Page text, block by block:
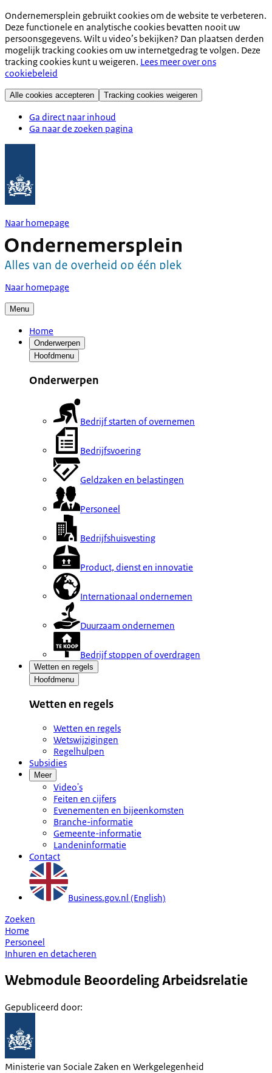
Ondernemersplein gebruikt cookies om de website te verbeteren.
Deze functionele en analytische cookies bevatten nooit uw
persoonsgegevens. Wilt u video’s bekijken? Dan plaatsen derden
mogelijk tracking cookies om uw internetgedrag te volgen. Deze
tracking cookies kunt u weigeren. Lees meer over ons
cookiebeleid
Alle cookies accepteren Tracking cookies weigeren
Ga direct naar inhoud
Ga naar de zoeken pagina
Naar homepage
Naar homepage
Menu
Home
Onderwerpen
Hoofdmenu
Onderwerpen
Bedrijf starten of overnemen
Bedrijfsvoering
Geldzaken en belastingen
Personeel
Bedrijfshuisvesting
Product, dienst en innovatie
Internationaal ondernemen
Duurzaam ondernemen
Bedrijf stoppen of overdragen
Wetten en regels
Hoofdmenu
Wetten en regels
Wetten en regels
Wetswijzigingen
Regelhulpen
Subsidies
Meer
Video's
Feiten en cijfers
Evenementen en bijeenkomsten
Branche-informatie
Gemeente-informatie
Landeninformatie
Contact
Business.gov.nl (English)
Zoeken
Home
Personeel
Inhuren en detacheren
Webmodule Beoordeling Arbeidsrelatie
Gepubliceerd door:
Ministerie van Sociale Zaken en Werkgelegenheid